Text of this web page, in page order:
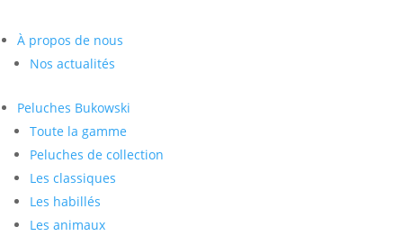
À propos de nous
Nos actualités
Peluches Bukowski
Toute la gamme
Peluches de collection
Les classiques
Les habillés
Les animaux